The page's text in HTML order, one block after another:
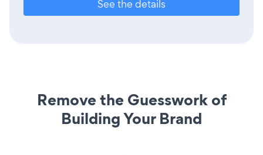
See the details
Remove the Guesswork of
Building Your Brand